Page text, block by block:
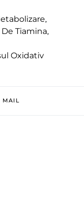
,
Tiamina,
Oxidativ
MAIL